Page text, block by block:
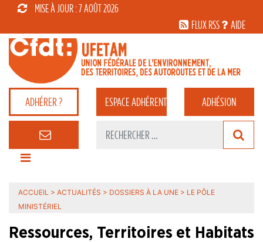
MISE À JOUR : 7 AOÛT 2026
FLUX RSS
AIDE
ADHÉRER ? ESPACEADHÉRENT ADHÉSION
ACCUEIL > ACTUALITÉS > DOSSIERS À LA UNE > LE PÔLE
MINISTÉRIEL
Ressources, Territoires et Habitats